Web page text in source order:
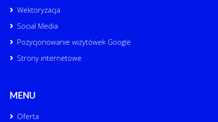
Wektoryzacja
Social Media
Pozycjonowanie wizytówek Google
Strony internetowe
MENU
Oferta